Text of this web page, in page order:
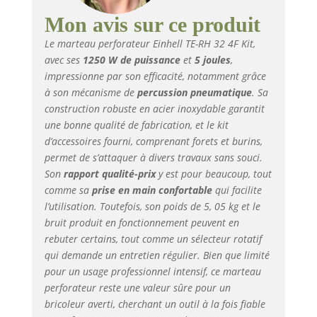
aluminium robuste
augmente la
résistance et la
durabilité du marteau
perforateur. Les
voyants indiquent le
statut: la préparation à
l'emploi ou la
nécessité d'un service
en raison de l'usure de
la brosse Les grandes
surfaces de
préhension souples et
la poignée
supplémentaire
solidement fixée par
nervure offrent un
maintien ferme et
donc une
manipulation sûre. La
poignée amortissante
Mon avis sur ce produit
Le marteau perforateur Einhell TE-RH 32 4F Kit,
avec ses 1250 W de puissanceet 5 joules,
impressionne par son efficacité, notamment grâce
à son mécanisme de percussion pneumatique. Sa
construction robuste en acier inoxydable garantit
une bonne qualité de fabrication, et le kit
d’accessoires fourni, comprenant forets et burins,
permet de s’attaquer à divers travaux sans souci.
Son rapport qualité-prixy est pour beaucoup, tout
comme sa prise en main confortablequi facilite
l’utilisation. Toutefois, son poids de 5, 05 kg et le
bruit produit en fonctionnement peuvent en
rebuter certains, tout comme un sélecteur rotatif
qui demande un entretien régulier. Bien que limité
pour un usage professionnel intensif, ce marteau
perforateur reste une valeur sûre pour un
bricoleur averti, cherchant un outil à la fois fiable